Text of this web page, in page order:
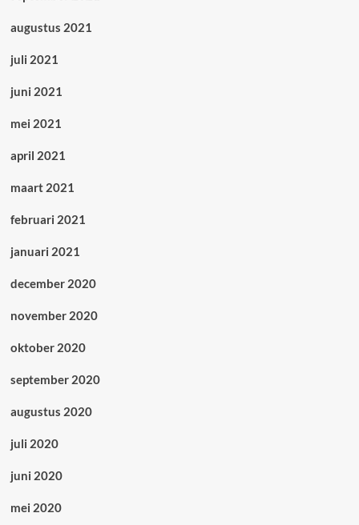
augustus 2021
juli 2021
juni 2021
mei 2021
april 2021
maart 2021
februari 2021
januari 2021
december 2020
november 2020
oktober 2020
september 2020
augustus 2020
juli 2020
juni 2020
mei 2020